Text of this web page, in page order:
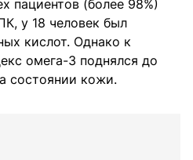
пациентов (более 98%)
у 18 человек был
кислот. Однако к
омега-3 поднялся до
состоянии кожи.